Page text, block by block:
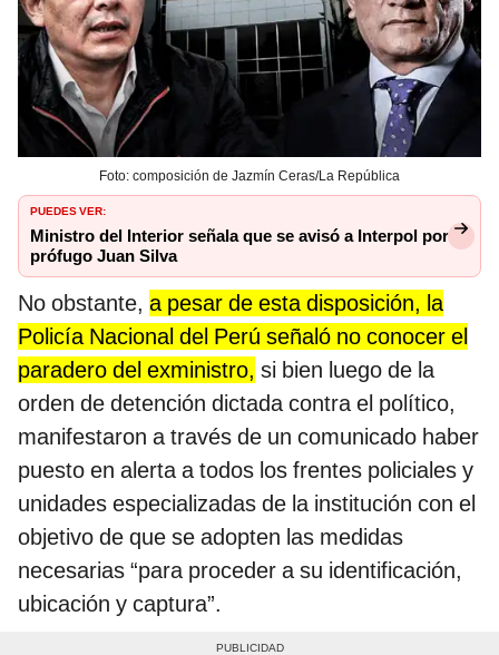
Foto: composición de Jazmín Ceras/La República
PUEDES VER:
Ministro del Interior señala que se avisó a Interpol por
prófugo Juan Silva
No obstante, a pesar de esta disposición, la
Policía Nacional del Perú señaló no conocer el
paradero del exministro, si bien luego de la
orden de detención dictada contra el político,
manifestaron a través de un comunicado haber
puesto en alerta a todos los frentes policiales y
unidades especializadas de la institución con el
objetivo de que se adopten las medidas
necesarias “para proceder a su identificación,
ubicación y captura”.